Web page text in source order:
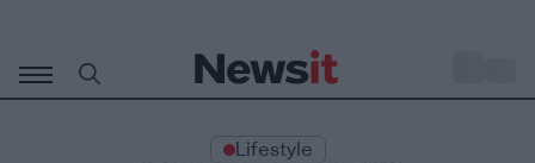
περιεχόμενο
Lifestyle